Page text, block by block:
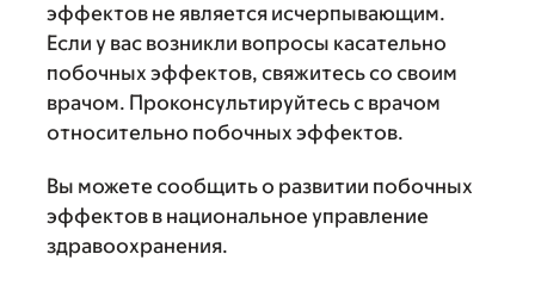
эффектов не является исчерпывающим.
Если у вас возникли вопросы касательно
побочных эффектов, свяжитесь со своим
врачом. Проконсультируйтесь с врачом
относительно побочных эффектов.
Вы можете сообщить о развитии побочных
эффектов в национальное управление
здравоохранения.